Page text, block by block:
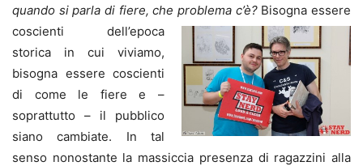
quando si parla di fiere, che problema c’è?Bisogna essere
coscienti dell’epoca
storica in cui viviamo,
bisogna essere coscienti
di come le fiere e –
soprattutto – il pubblico
siano cambiate. In tal
senso nonostante la massiccia presenza di ragazzini alla